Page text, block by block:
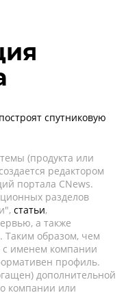
спутниковую
(продукта или
редактором
портала CNews.
разделов
статьи,
а также
Таким образом, чем
с именем компании
профиль.
дополнительной
компании или